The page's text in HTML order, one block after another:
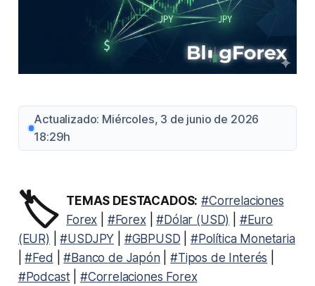
Actualizado: Miércoles, 3 de junio de 2026
18:29h
🏷️ TEMAS DESTACADOS: #Correlaciones
Forex
#Forex|#Dólar (USD)
#Euro
(EUR) |#USDJPY #GBPUSD
#Política Monetaria
|#Fed |#Banco de Japón|#Tipos de Interés
#Podcast| #Correlaciones Forex